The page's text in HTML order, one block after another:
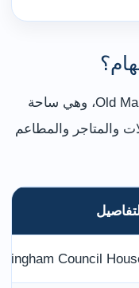
يقع في قلب المدينة عند Old Market Square، وهي ساحة
والمتاجر والمطاعم
Council